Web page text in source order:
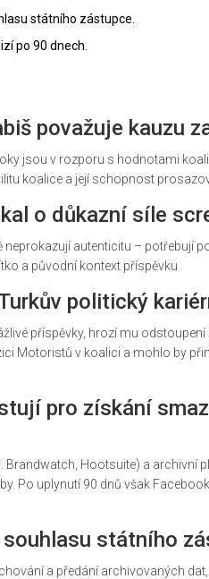
státního zástupce.
po 90 dnech.
považuje kauzu
jsou v rozporu s hodnotami
koalice a její schopnost
o důkazní síle
autenticitu – potřebují
a původní kontext příspěvku.
politický
příspěvky, hrozí mu
Motoristů v koalici a mohlo by
pro získání
Hootsuite) a archivní
Po uplynutí 90 dnů však
státního
a předání archivovaných